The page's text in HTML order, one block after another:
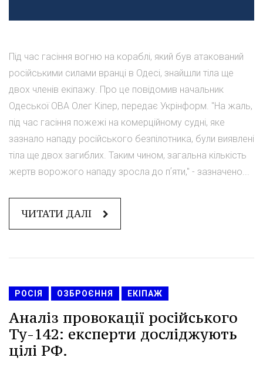
Під час гасіння вогню на кораблі, який був атакований
російськими силами вранці в Одесі, знайшли тіла ще
двох членів екіпажу. Про це повідомив начальник
Одеської ОВА Олег Кіпер, передає Укрінформ. "На жаль,
під час гасіння пожежі на комерційному судні, яке
зазнало нападу російського безпілотника, були виявлені
тіла ще двох загиблих. Таким чином, загальна кількість
жертв ворожого нападу зросла до пʼяти," - зазначено...
ЧИТАТИ ДАЛІ
РОСІЯ ОЗБРОЄННЯ ЕКІПАЖ
Аналіз провокації російського
Ту-142: експерти досліджують
цілі РФ.